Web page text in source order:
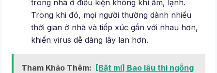
trong nhà ở điều kiện không khí ẩm, lạnh.
Trong khi đó, mọi người thường dành nhiều
thời gian ở nhà và tiếp xúc gần với nhau hơn,
khiến virus dễ dàng lây lan hơn.
Tham Khảo Thêm: [Bật mí] Bao lâu thì ngỗng